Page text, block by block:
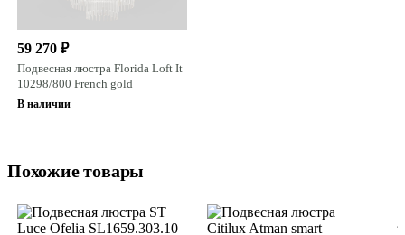
59 270 ₽
Подвесная люстра Florida Loft It
10298/800 French gold
В наличии
Похожие товары